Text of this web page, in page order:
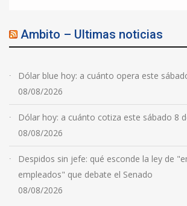
Ambito – Ultimas noticias
Dólar blue hoy: a cuánto opera este
08/08/2026
Dólar hoy: a cuánto cotiza este sábado 8
08/08/2026
Despidos sin jefe: qué esconde la ley de
empleados" que debate el Senado
08/08/2026